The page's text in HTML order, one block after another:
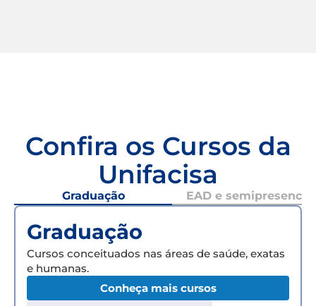
Confira os Cursos da
Unifacisa
Graduação EAD e semipresencial
Graduação
Cursos conceituados nas áreas de saúde, exatas
e humanas.
Conheça mais cursos